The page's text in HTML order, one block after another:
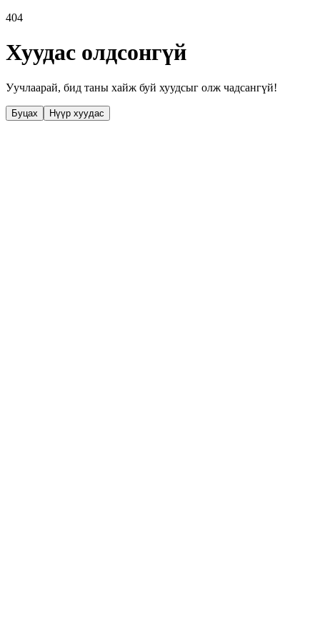
404
Хуудас олдсонгүй
Уучлаарай, бид таны хайж буй хуудсыг олж чадсангүй!
Буцах Нүүр хуудас